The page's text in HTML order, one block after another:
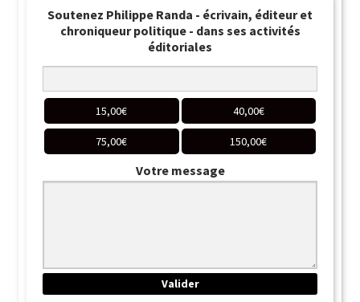
Soutenez Philippe Randa - écrivain, éditeur et
chroniqueur politique - dans ses activités
éditoriales
15,00€ 40,00€
75,00€ 150,00€
Votre message